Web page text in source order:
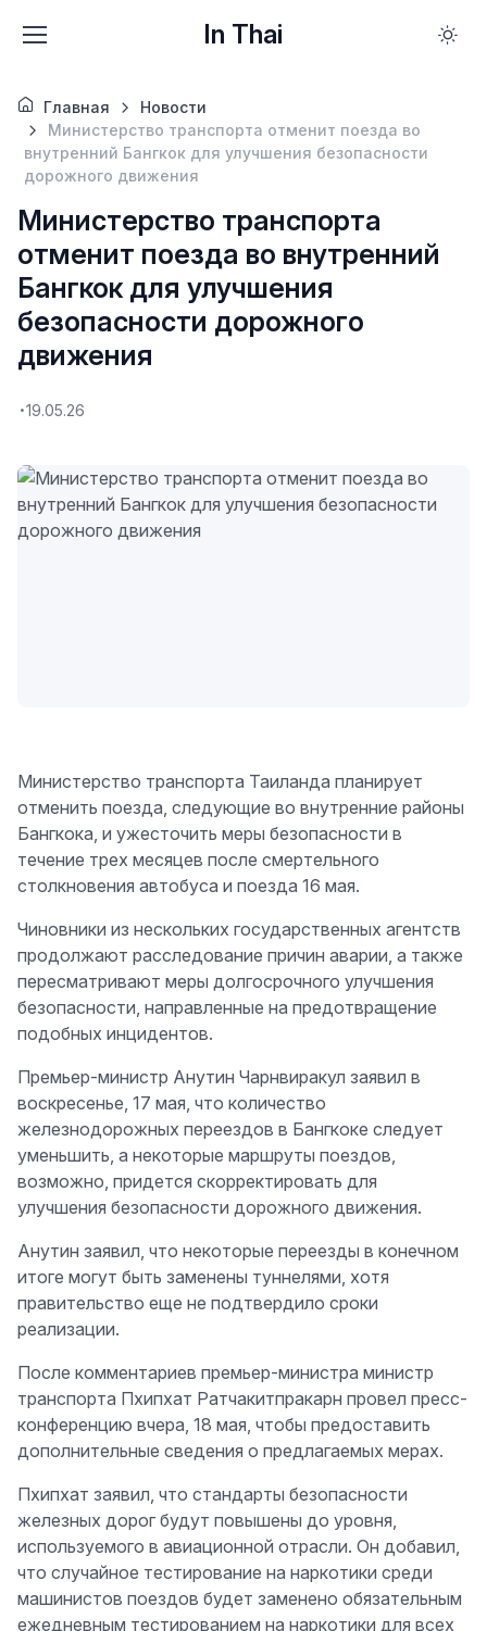
In Thai
Главная
Новости
Министерство транспорта отменит поезда во
внутренний Бангкок для улучшения безопасности
дорожного движения
Министерство транспорта
отменит поезда во внутренний
Бангкок для улучшения
безопасности дорожного
движения
19.05.26
Министерство транспорта Таиланда планирует
отменить поезда, следующие во внутренние районы
Бангкока, и ужесточить меры безопасности в
течение трех месяцев после смертельного
столкновения автобуса и поезда 16 мая.
Чиновники из нескольких государственных агентств
продолжают расследование причин аварии, а также
пересматривают меры долгосрочного улучшения
безопасности, направленные на предотвращение
подобных инцидентов.
Премьер-министр Анутин Чарнвиракул заявил в
воскресенье, 17 мая, что количество
железнодорожных переездов в Бангкоке следует
уменьшить, а некоторые маршруты поездов,
возможно, придется скорректировать для
улучшения безопасности дорожного движения.
Анутин заявил, что некоторые переезды в конечном
итоге могут быть заменены туннелями, хотя
правительство еще не подтвердило сроки
реализации.
После комментариев премьер-министра министр
транспорта Пхипхат Ратчакитпракарн провел пресс-
конференцию вчера, 18 мая, чтобы предоставить
дополнительные сведения о предлагаемых мерах.
Пхипхат заявил, что стандарты безопасности
железных дорог будут повышены до уровня,
используемого в авиационной отрасли. Он добавил,
что случайное тестирование на наркотики среди
машинистов поездов будет заменено обязательным
ежедневным тестированием на наркотики для всех